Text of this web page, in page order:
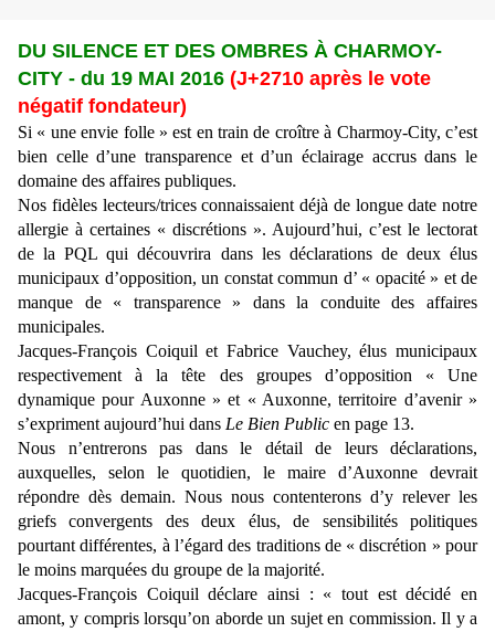
DU SILENCE ET DES OMBRES À CHARMOY-
CITY - du 19 MAI 2016 (J+2710 après le vote
négatif fondateur)
Si « une envie folle » est en train de croître à Charmoy-City, c’est
bien celle d’une transparence et d’un éclairage accrus dans le
domaine des affaires publiques.
Nos fidèles lecteurs/trices connaissaient déjà de longue date notre
allergie à certaines « discrétions ». Aujourd’hui, c’est le lectorat
de la PQL qui découvrira dans les déclarations de deux élus
municipaux d’opposition, un constat commun d’ « opacité » et de
manque de « transparence » dans la conduite des affaires
municipales.
Jacques-François Coiquil et Fabrice Vauchey, élus municipaux
respectivement à la tête des groupes d’opposition « Une
dynamique pour Auxonne » et « Auxonne, territoire d’avenir »
s’expriment aujourd’hui dans Le Bien Public en page 13.
Nous n’entrerons pas dans le détail de leurs déclarations,
auxquelles, selon le quotidien, le maire d’Auxonne devrait
répondre dès demain. Nous nous contenterons d’y relever les
griefs convergents des deux élus, de sensibilités politiques
pourtant différentes, à l’égard des traditions de « discrétion » pour
le moins marquées du groupe de la majorité.
Jacques-François Coiquil déclare ainsi : « tout est décidé en
amont, y compris lorsqu’on aborde un sujet en commission. Il y a